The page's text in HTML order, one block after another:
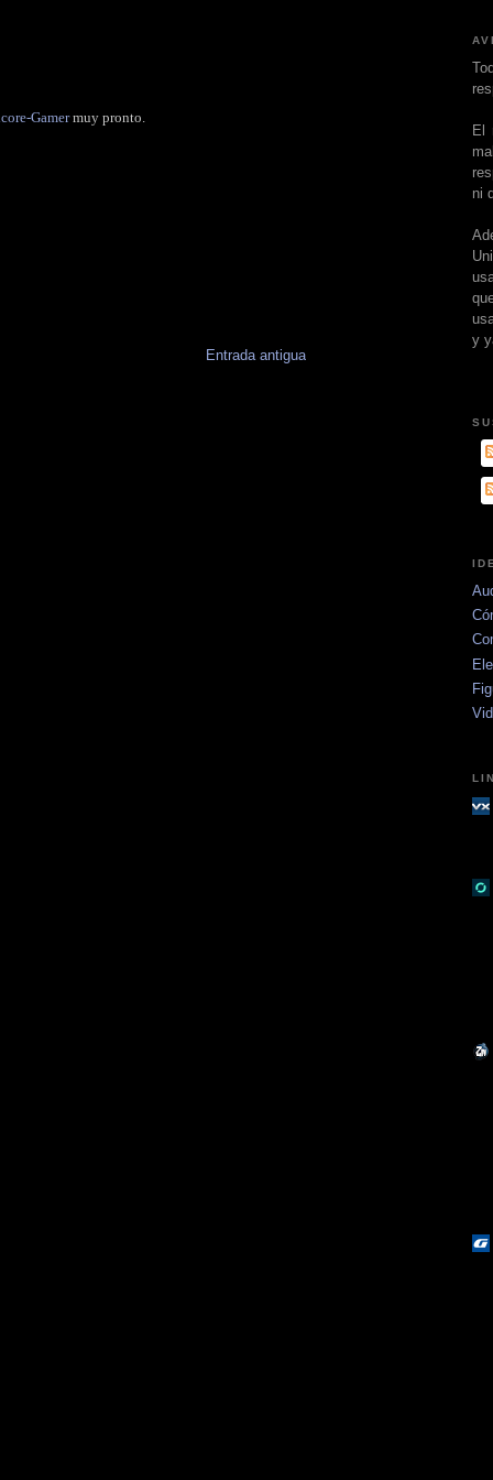
Gamermuy pronto.
Entrada antigua
El
ni
y